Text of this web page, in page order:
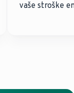
vaše stroške